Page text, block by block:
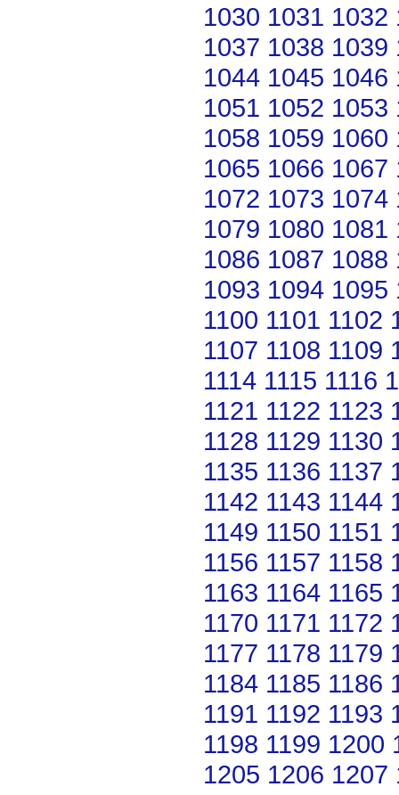
1030 1031 1032
1037 1038 1039
1044 1045 1046
1051 1052 1053
1058 1059 1060
1065 1066 1067
1072 1073 1074
1079 1080 1081
1086 1087 1088
1093 1094 1095
1100 1101 1102
1107 1108 1109
1114 1115 1116
1121 1122 1123
1128 1129 1130
1135 1136 1137
1142 1143 1144
1149 1150 1151
1156 1157 1158
1163 1164 1165
1170 1171 1172
1177 1178 1179
1184 1185 1186
1191 1192 1193
1198 1199 1200
1205 1206 1207